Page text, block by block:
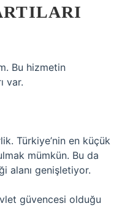
Bu hizmetin
var.
Türkiye’nin en küçük
mümkün. Bu da
alanı genişletiyor.
güvencesi olduğu